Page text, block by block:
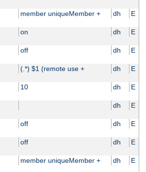
member uniqueMember + dh E
on dh E
off dh E
(.*) $1 (remote use + dh E
10 dh E
dh E
off dh E
off dh E
member uniqueMember + dh E